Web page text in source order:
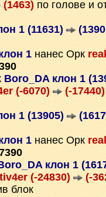
(1463) по голове и
1 (11631)
1 нанес Орк
Boro_DA клон 1
(-6070)
(-17440)
1 (13905)
1 нанес Орк
клон 1
(-24830)
(-
блок